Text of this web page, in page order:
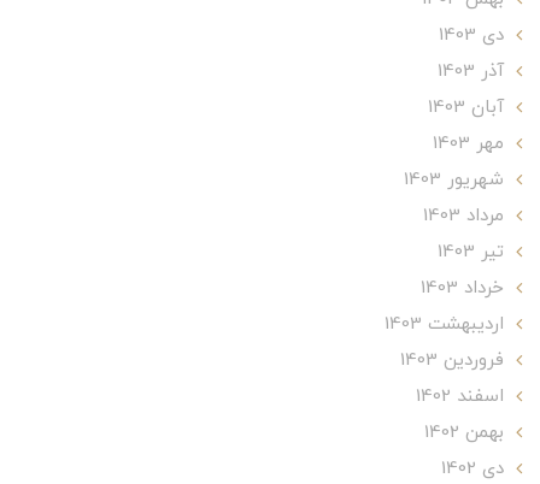
دی 1403
آذر 1403
آبان 1403
مهر 1403
شهریور 1403
مرداد 1403
تير 1403
خرداد 1403
ارديبهشت 1403
فروردین 1403
اسفند 1402
بهمن 1402
دی 1402